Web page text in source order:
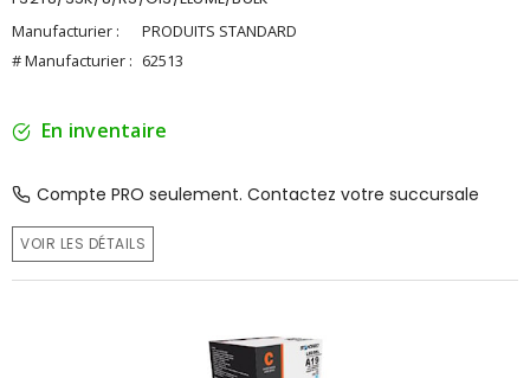
Manufacturier :
PRODUITS STANDARD
# Manufacturier : 62513
En inventaire
Compte PRO seulement. Contactez votre succursale
VOIR LES DÉTAILS